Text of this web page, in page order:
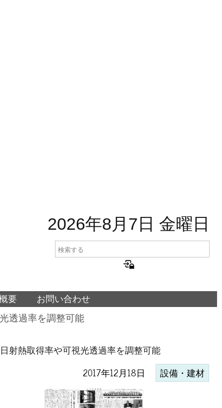
2026年8月7日 金曜日
要 お問い合わせ
透過率を調整可能
射熱取得率や可視光透過率を調整可能
2017年12月18日 設備・建材